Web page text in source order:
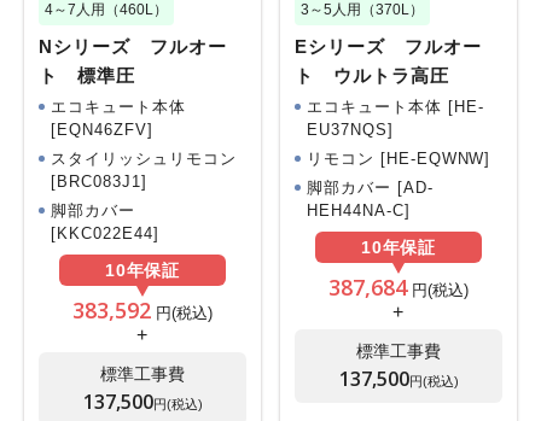
4～7人用（460L）
Nシリーズ フルオー
ト 標準圧
エコキュート本体
[EQN46ZFV]
スタイリッシュリモコン
[BRC083J1]
脚部カバー
[KKC022E44]
10年保証
383,592 円(税込)
+
標準工事費
137,500円(税込)
3～5人用（370L）
Eシリーズ フルオー
ト ウルトラ高圧
エコキュート本体 [HE-
EU37NQS]
リモコン [HE-EQWNW]
脚部カバー [AD-
HEH44NA-C]
10年保証
387,684円(税込)
+
標準工事費
137,500円(税込)